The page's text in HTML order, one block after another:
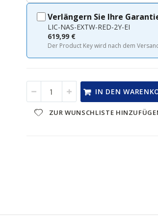
Verlängern Sie Ihre
LIC-NAS-EXTW-RED-2Y-EI
619,99 €
Der Product Key wird nach dem
IN DEN
ZUR WUNSCHLISTE